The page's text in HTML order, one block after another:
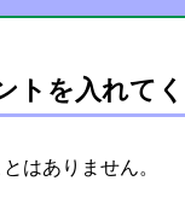
トを入れて
はありません。